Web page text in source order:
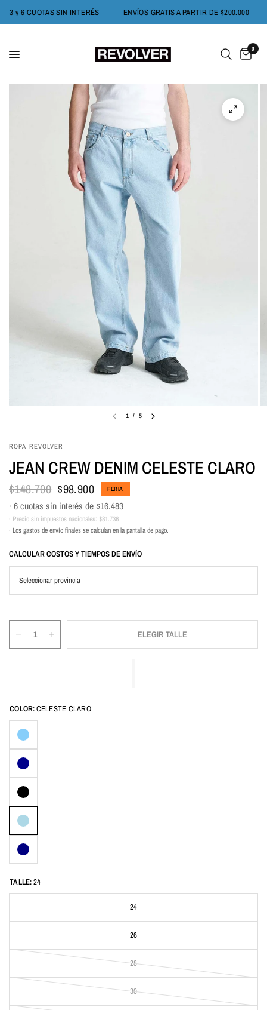
3 y 6 CUOTAS SIN INTERÉS ENVÍOS GRATIS A PARTIR DE $200.000
0
1 / 5
ROPA REVOLVER
JEAN CREW DENIM CELESTE CLARO
$148.700 $98.900 FERIA
· 6 cuotas sin interés de $16.483
· Precio sin impuestos nacionales: $81.736
· Los gastos de envío finales se calculan en la pantalla de pago.
CALCULAR COSTOS Y TIEMPOS DE ENVÍO
ELEGIR TALLE
COLOR:CELESTE CLARO
TALLE:24
24
26
28
30